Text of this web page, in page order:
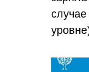
Чтобы